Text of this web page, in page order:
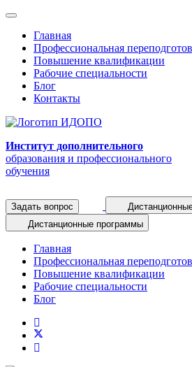
Главная
Профессиональная
Повышение квалификации
Рабочие специальности
Блог
Контакты
Институт дополнительного
образования и профессионального
обучения
Задать вопрос
Дистанционные программы
Главная
Профессиональная
Повышение квалификации
Рабочие специальности
Блог